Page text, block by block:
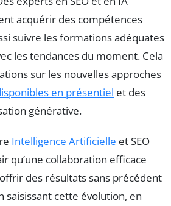
acquérir des compétences
suivre les formations adéquates
les tendances du moment. Cela
sur les nouvelles approches
en présentiel et des
générative.
Intelligence Artificielle et SEO
qu’une collaboration efficace
des résultats sans précédent
saisissant cette évolution, en